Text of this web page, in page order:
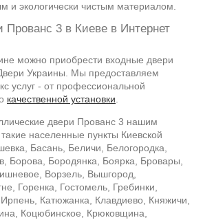
и экологически чистым материалом.
Прованс 3 в Киеве в Интернет
можно приобрести входные двери
Украины. Мы предоставляем
услуг - от профессиональной
качественной установки.
двери Прованс 3 нашим
населенные пункты Киевской
Басань, Беличи, Белогородка,
Борова, Бородянка, Боярка, Бровары,
Ворзель, Вышгород,
Горенка, Гостомель, Гребинки,
Катюжанка, Клавдиево, Княжичи,
Коцюбинское, Крюковщина,